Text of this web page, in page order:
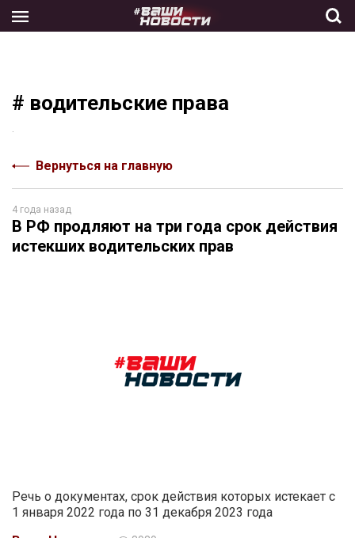
the
# водительские права
Вернуться на главную
4 года назад
В РФ продляют на три года срок действия
истекших водительских прав
Речь о документах, срок действия которых истекает с
1 января 2022 года по 31 декабря 2023 года